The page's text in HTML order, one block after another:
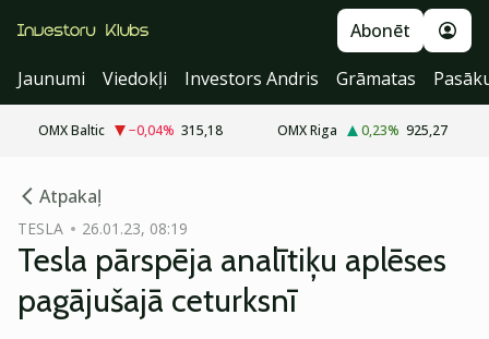
Abonēt
Jaunumi
Viedokļi Investors Andris Grāmatas
OMX Baltic −0,04% 315,18 OMX Riga 0,23% 925,27
Atpakaļ
TESLA 26.01.23, 08:19
Tesla pārspēja analītiķu aplēses
pagājušajā ceturksnī